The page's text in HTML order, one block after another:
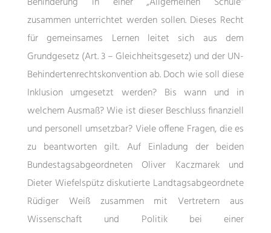
zusammen unterrichtet werden sollen. Dieses Recht
für gemeinsames Lernen leitet sich aus dem
Grundgesetz (Art. 3 – Gleichheitsgesetz) und der UN-
Behindertenrechtskonvention ab. Doch wie soll diese
Inklusion umgesetzt werden? Bis wann und in
welchem Ausmaß? Wie ist dieser Beschluss finanziell
und personell umsetzbar? Viele offene Fragen, die es
zu beantworten gilt. Auf Einladung der beiden
Bundestagsabgeordneten Oliver Kaczmarek und
Dieter Wiefelspütz diskutierte Landtagsabgeordnete
Rüdiger Weiß zusammen mit Vertretern aus
Wissenschaft und Politik bei einer